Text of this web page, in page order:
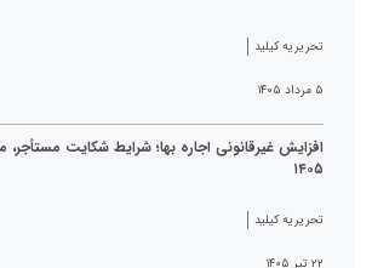
تحریریه کیلید
۵ مرداد ۱۴۰۵
افزایش غیرقانونی اجاره بها؛ شرایط شکایت مستأجر،
۱۴۰۵
تحریریه کیلید
۲۲ تیر ۱۴۰۵